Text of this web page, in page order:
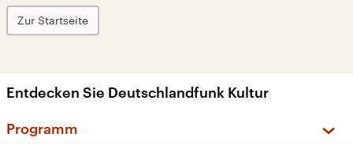
Zur Startseite
Entdecken Sie Deutschlandfunk Kultur
Programm